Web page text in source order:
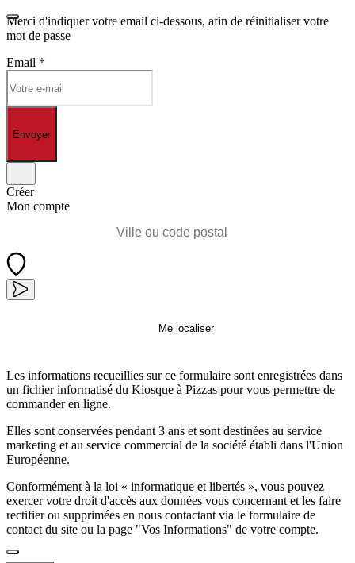
Merci d'indiquer votre email ci-dessous, afin de réinitialiser votre
mot de passe
Email *
Envoyer
Créer
Mon compte
Me localiser
Les informations recueillies sur ce formulaire sont enregistrées dans
un fichier informatisé du Kiosque à Pizzas pour vous permettre de
commander en ligne.
Elles sont conservées pendant 3 ans et sont destinées au service
marketing et au service commercial de la société établi dans l'Union
Européenne.
Conformément à la loi « informatique et libertés », vous pouvez
exercer votre droit d'accès aux données vous concernant et les faire
rectifier ou supprimées en nous contactant via le formulaire de
contact du site ou la page "Vos Informations" de votre compte.